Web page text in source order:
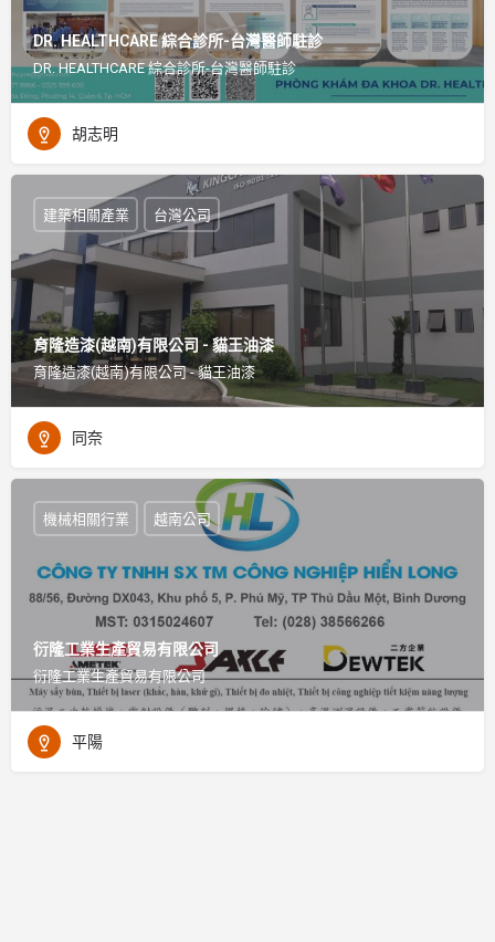
DR. HEALTHCARE 綜合診所-台灣醫師駐診
DR. HEALTHCARE 綜合診所-台灣醫師駐診
胡志明
育隆造漆(越南)有限公司 - 貓王油漆
育隆造漆(越南)有限公司 - 貓王油漆
建築相關產業 台灣公司
同奈
衍隆工業生產貿易有限公司
衍隆工業生產貿易有限公司
機械相關行業 越南公司
平陽